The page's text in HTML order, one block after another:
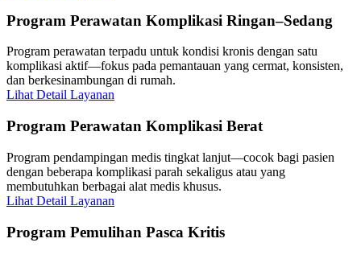
Program Perawatan Komplikasi Ringan–Sedang
Program perawatan terpadu untuk kondisi kronis dengan satu
komplikasi aktif—fokus pada pemantauan yang cermat, konsisten,
dan berkesinambungan di rumah.
Lihat Detail Layanan
Program Perawatan Komplikasi Berat
Program pendampingan medis tingkat lanjut—cocok bagi pasien
dengan beberapa komplikasi parah sekaligus atau yang
membutuhkan berbagai alat medis khusus.
Lihat Detail Layanan
Program Pemulihan Pasca Kritis